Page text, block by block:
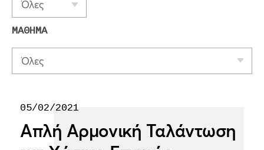
Όλες
ΜΑΘΗΜΑ
Όλες
05/02/2021
Απλή Αρμονική Ταλάντωση